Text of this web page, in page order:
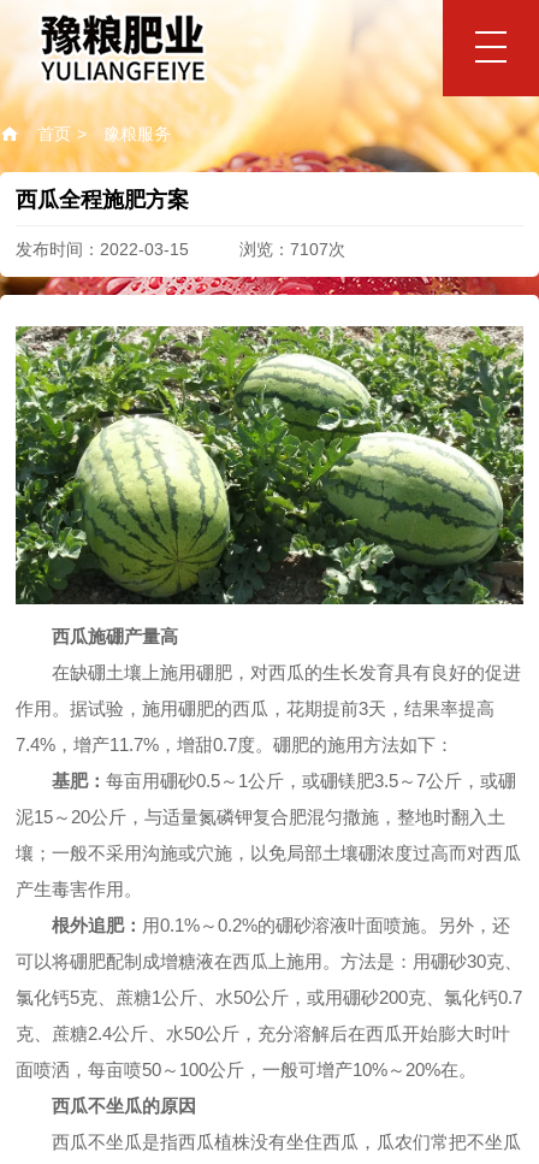
网站首页
豫粮肥业
产品中心
豫粮高塔氯化钾复合肥
豫粮高塔硫酸钾复合肥
矿源黄腐酸钾硫酸钾复合肥
矿源黄腐酸钾氯化钾复合肥
豫粮掺混肥
豫粮生物有机肥
豫粮优势
品质优势 朝阳企业 支持优势 服务优势
招商加盟
豫粮服务
新闻资讯
新闻资讯
联系我们
首页 > 豫粮服务
西瓜全程施肥方案
发布时间：2022-03-15 浏览：7107次
西瓜施硼产量高
在缺硼土壤上施用硼肥，对西瓜的生长发育具有良好的促进
作用。据试验，施用硼肥的西瓜，花期提前3天，结果率提高
7.4%，增产11.7%，增甜0.7度。硼肥的施用方法如下：
基肥：每亩用硼砂0.5～1公斤，或硼镁肥3.5～7公斤，或硼
泥15～20公斤，与适量氮磷钾复合肥混匀撒施，整地时翻入土
壤；一般不采用沟施或穴施，以免局部土壤硼浓度过高而对西瓜
产生毒害作用。
根外追肥： 用0.1%～0.2%的硼砂溶液叶面喷施。另外，还
可以将硼肥配制成增糖液在西瓜上施用。方法是：用硼砂30克、
氯化钙5克、蔗糖1公斤、水50公斤，或用硼砂200克、氯化钙0.7
克、蔗糖2.4公斤、水50公斤，充分溶解后在西瓜开始膨大时叶
面喷洒，每亩喷50～100公斤，一般可增产10%～20%在。
西瓜不坐瓜的原因
西瓜不坐瓜是指西瓜植株没有坐住西瓜，瓜农们常把不坐瓜